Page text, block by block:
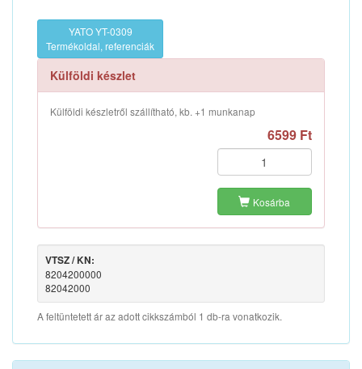
YATO YT-0309
Termékoldal, referenciák
Külföldi készlet
Külföldi készletről szállítható, kb. +1 munkanap
6599 Ft
Kosárba
VTSZ / KN:
8204200000
82042000
A feltüntetett ár az adott cikkszámból 1 db-ra vonatkozik.